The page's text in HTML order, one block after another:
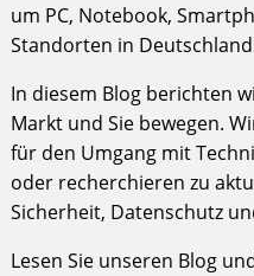
um PC, Notebook,
Standorten in
In diesem Blog berichten
Markt und Sie bewegen.
für den Umgang mit
oder recherchieren zu
Sicherheit, Datenschutz
Lesen Sie unseren Blog